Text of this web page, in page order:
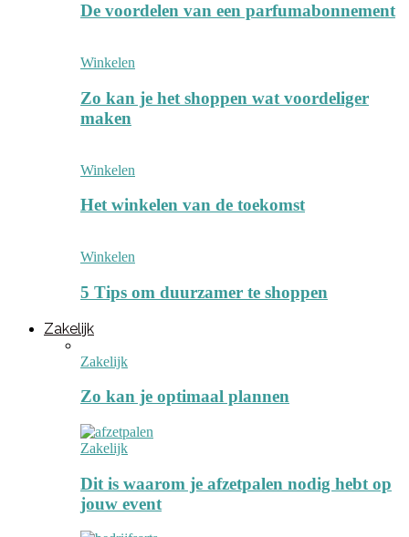
De voordelen van een parfumabonnement
Winkelen
Zo kan je het shoppen wat voordeliger
maken
Winkelen
Het winkelen van de toekomst
Winkelen
5 Tips om duurzamer te shoppen
Zakelijk
Zakelijk
Zo kan je optimaal plannen
Zakelijk
Dit is waarom je afzetpalen nodig hebt op
jouw event